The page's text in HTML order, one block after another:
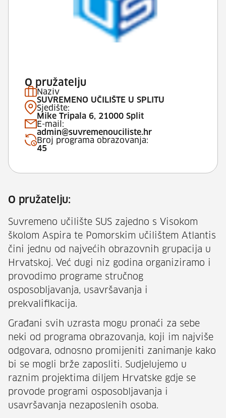
O pružatelju
Naziv
SUVREMENO UČILIŠTE U SPLITU
Sjedište:
Mike Tripala 6, 21000 Split
E-mail:
admin@suvremenouciliste.hr
Broj programa obrazovanja:
45
O pružatelju:
Suvremeno učilište SUS zajedno s Visokom
školom Aspira te Pomorskim učilištem Atlantis
čini jednu od najvećih obrazovnih grupacija u
Hrvatskoj. Već dugi niz godina organiziramo i
provodimo programe stručnog
osposobljavanja, usavršavanja i
prekvalifikacija.
Građani svih uzrasta mogu pronaći za sebe
neki od programa obrazovanja, koji im najviše
odgovara, odnosno promijeniti zanimanje kako
bi se mogli brže zaposliti. Sudjelujemo u
raznim projektima diljem Hrvatske gdje se
provode programi osposobljavanja i
usavršavanja nezaposlenih osoba.